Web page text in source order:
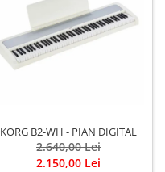
KORG B2-WH - PIAN DIGITAL
2.640,00 Lei
2.150,00 Lei